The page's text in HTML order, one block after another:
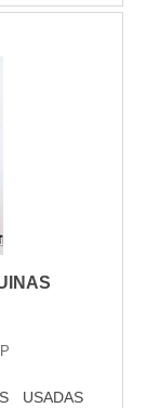
composto
USADAS